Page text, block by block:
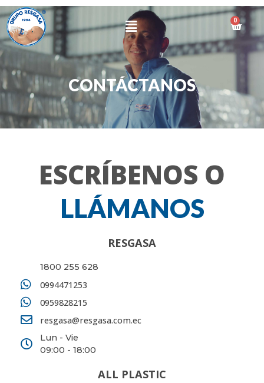
Ir
al
contenido
Menú 0
Cart
CONTÁCTANOS
ESCRÍBENOS O
LLÁMANOS
RESGASA
1800 255 628
0994471253
0959828215
resgasa@resgasa.com.ec
Lun - Vie
09:00 - 18:00
ALL PLASTIC